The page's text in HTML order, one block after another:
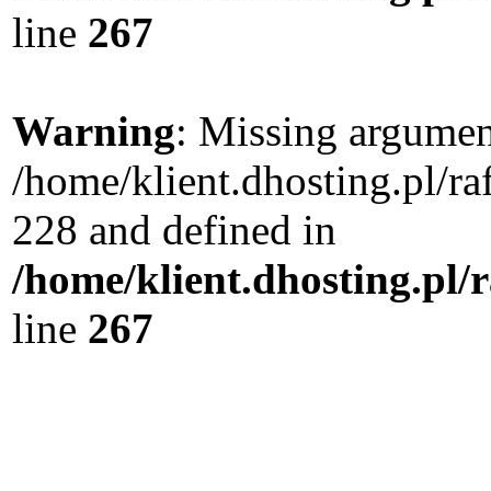
line 267
Warning: Missing
/home/klient.dhosting.pl/
228 and defined in
/home/klient.dhosting.pl/
line 267